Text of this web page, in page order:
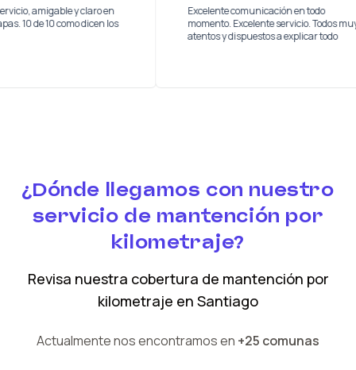
buen servicio, amigable y claro en
las etapas. 10 de 10 como dicen los
Excelente comunicación en
momento. Excelente servicio.
atentos y dispuestos a explicar
¿Dónde llegamos con nuestro
servicio de mantención por
kilometraje?
Revisa nuestra cobertura de mantención por
kilometraje en Santiago
Actualmente nos encontramos en +25 comunas